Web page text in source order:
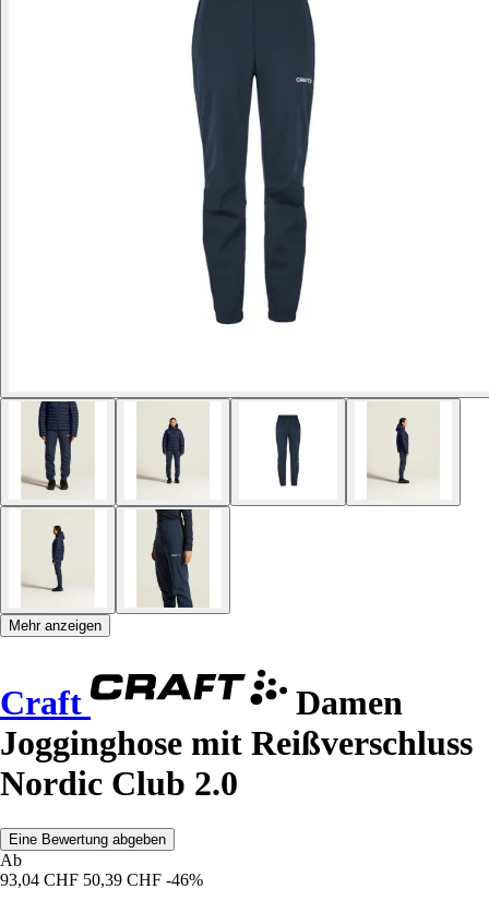
Mehr anzeigen
Craft
Damen
Jogginghose mit Reißverschluss
Nordic Club 2.0
Eine Bewertung abgeben
Ab
93,04 CHF 50,39 CHF -46%